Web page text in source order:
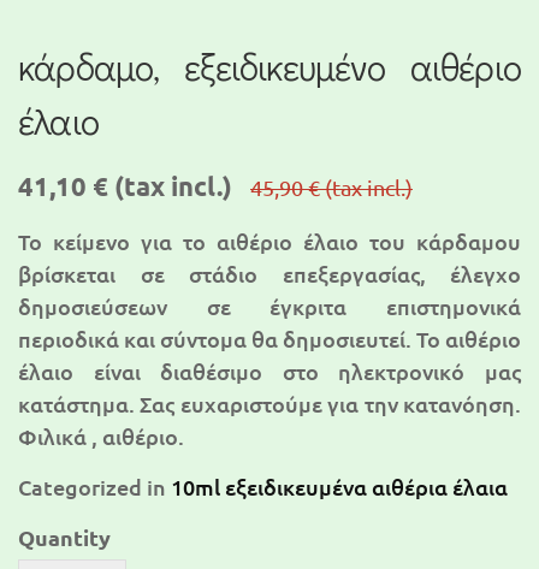
κάρδαμο, εξειδικευμένο αιθέριο
έλαιο
41,10 € (tax incl.) 45,90 €(tax incl.)
Το κείμενο για τo αιθέριο έλαιο του κάρδαμου
βρίσκεται σε στάδιο επεξεργασίας, έλεγχο
δημοσιεύσεων σε έγκριτα επιστημονικά
περιοδικά και σύντομα θα δημοσιευτεί. To αιθέριο
έλαιο είναι διαθέσιμο στο ηλεκτρονικό μας
κατάστημα. Σας ευχαριστούμε για την κατανόηση.
Φιλικά , αιθέριο.
Categorized in 10ml εξειδικευμένα αιθέρια έλαια
Quantity